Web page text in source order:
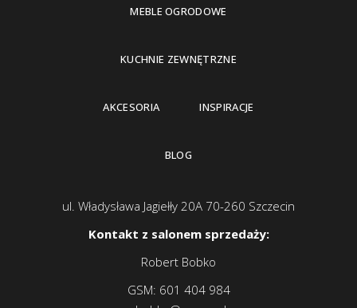
MEBLE OGRODOWE
KUCHNIE ZEWNĘTRZNE
AKCESORIA INSPIRACJE
BLOG
ul. Władysława Jagiełły 20A 70-260 Szczecin
Kontakt z salonem sprzedaży:
Robert Bobko
GSM: 601 404 984